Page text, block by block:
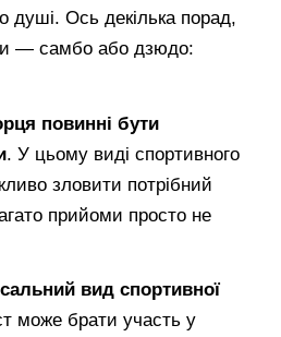
душі. Ось декілька порад,
— самбо або дзюдо:
повинні бути
. У цьому виді спортивного
зловити потрібний
прийоми просто не
вид спортивної
може брати участь у